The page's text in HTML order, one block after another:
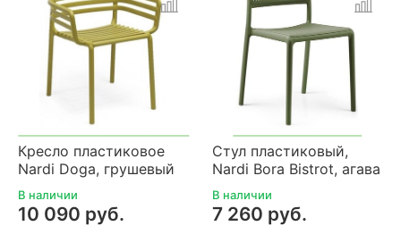
Кресло пластиковое
Nardi Doga, грушевый
В наличии
10 090 руб.
Стул пластиковый,
Nardi Bora Bistrot, агава
В наличии
7 260 руб.